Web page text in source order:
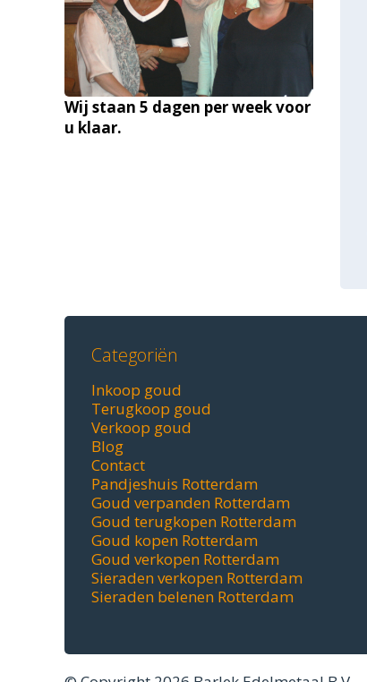
Wij staan 5 dagen per week voor
u klaar.
Categoriën
Inkoop goud
Terugkoop goud
Verkoop goud
Blog
Contact
Pandjeshuis Rotterdam
Goud verpanden Rotterdam
Goud terugkopen Rotterdam
Goud kopen Rotterdam
Goud verkopen Rotterdam
Sieraden verkopen Rotterdam
Sieraden belenen Rotterdam